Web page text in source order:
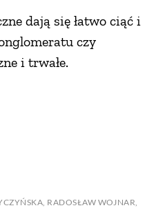
dają się łatwo ciąć i
czy
i trwałe.
RADOSŁAW WOJNAR,